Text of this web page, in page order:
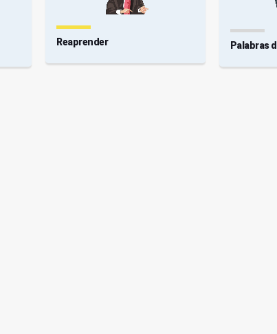
Reaprender Palabras